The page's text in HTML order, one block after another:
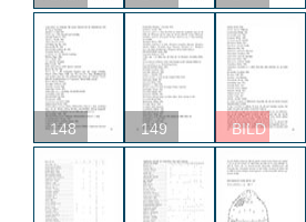
148 149 BILD